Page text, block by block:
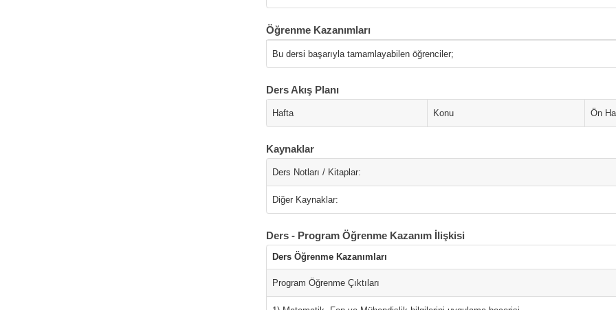
Öğrenme Kazanımları
Bu dersi başarıyla tamamlayabilen öğrenciler;
Ders Akış Planı
Hafta Konu Ön
Kaynaklar
Ders Notları / Kitaplar:
Diğer Kaynaklar:
Ders - Program Öğrenme Kazanım İlişkisi
Ders Öğrenme Kazanımları
Program Öğrenme Çıktıları